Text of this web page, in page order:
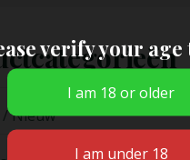
Nieuw
verify your